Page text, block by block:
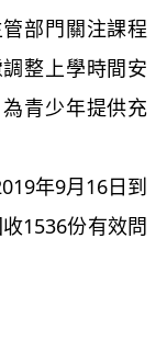
部門關注課程
整上學時間安
青少年提供充
年9月16日到
1536份有效問